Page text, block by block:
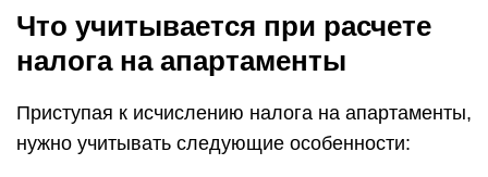
Что учитывается при расчете
налога на апартаменты
Приступая к исчислению налога на апартаменты,
нужно учитывать следующие особенности: